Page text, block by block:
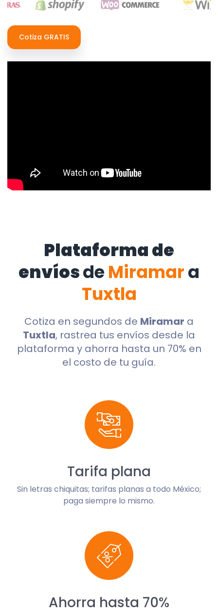
Cotiza GRATIS
Plataforma de
envíosde Miramara
Tuxtla
Cotiza en segundos de Miramar a
Tuxtla, rastrea tus envíos desde la
plataforma y ahorra hasta un 70% en
el costo de tu guía.
Tarifa plana
Sin letras chiquitas; tarifas planas a todo México;
paga siempre lo mismo.
Ahorra hasta 70%